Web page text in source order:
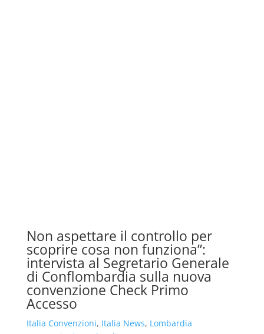
Non aspettare il controllo per
scoprire cosa non funziona”:
intervista al Segretario Generale
di Conflombardia sulla nuova
convenzione Check Primo
Accesso
Italia Convenzioni, Italia News, Lombardia